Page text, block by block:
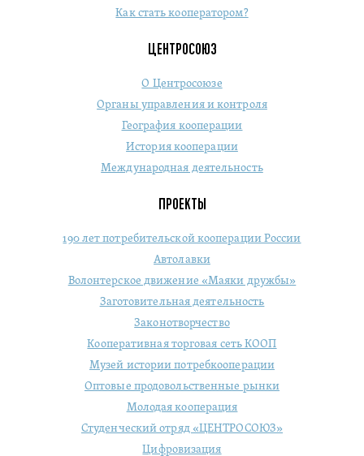
Как стать кооператором?
ЦЕНТРОСОЮЗ
О Центросоюзе
Органы управления и контроля
География кооперации
История кооперации
Международная деятельность
ПРОЕКТЫ
190 лет потребительской кооперации России
Автолавки
Волонтерское движение «Маяки дружбы»
Заготовительная деятельность
Законотворчество
Кооперативная торговая сеть КООП
Музей истории потребкооперации
Оптовые продовольственные рынки
Молодая кооперация
Студенческий отряд «ЦЕНТРОСОЮЗ»
Цифровизация